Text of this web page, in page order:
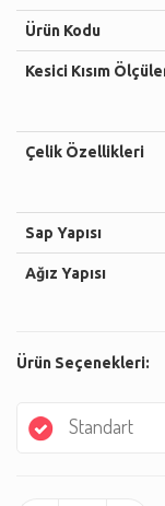
Ürün Kodu
Kesici Kısım
Çelik Özellikleri
Sap Yapısı
Ağız Yapısı
Ürün Seçenekleri:
Standart